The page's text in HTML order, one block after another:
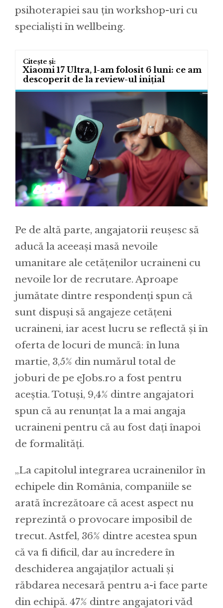
psihoterapiei sau țin workshop-uri cu
specialiști în wellbeing.
Xiaomi 17 Ultra, l-am folosit 6 luni: ce am
descoperit de la review-ul inițial
Pe de altă parte, angajatorii reușesc să
aducă la aceeași masă nevoile
umanitare ale cetățenilor ucraineni cu
nevoile lor de recrutare. Aproape
jumătate dintre respondenți spun că
sunt dispuși să angajeze cetățeni
ucraineni, iar acest lucru se reflectă și în
oferta de locuri de muncă: în luna
martie, 3,5% din numărul total de
joburi de pe eJobs.ro a fost pentru
aceștia. Totuși, 9,4% dintre angajatori
spun că au renunțat la a mai angaja
ucraineni pentru că au fost dați înapoi
de formalități.
„La capitolul integrarea ucrainenilor în
echipele din România, companiile se
arată încrezătoare că acest aspect nu
reprezintă o provocare imposibil de
trecut. Astfel, 36% dintre acestea spun
că va fi dificil, dar au încredere în
deschiderea angajaților actuali și
răbdarea necesară pentru a-i face parte
din echipă. 47% dintre angajatori văd